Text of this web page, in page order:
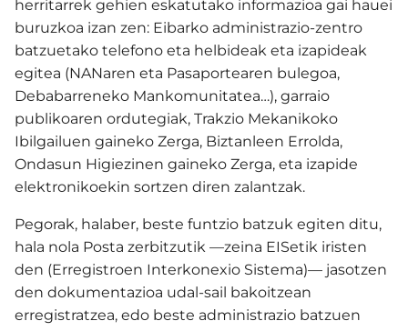
herritarrek gehien eskatutako informazioa gai hauei
buruzkoa izan zen: Eibarko administrazio-zentro
batzuetako telefono eta helbideak eta izapideak
egitea (NANaren eta Pasaportearen bulegoa,
Debabarreneko Mankomunitatea…), garraio
publikoaren ordutegiak, Trakzio Mekanikoko
Ibilgailuen gaineko Zerga, Biztanleen Errolda,
Ondasun Higiezinen gaineko Zerga, eta izapide
elektronikoekin sortzen diren zalantzak.
Pegorak, halaber, beste funtzio batzuk egiten ditu,
hala nola Posta zerbitzutik —zeina EISetik iristen
den (Erregistroen Interkonexio Sistema)— jasotzen
den dokumentazioa udal-sail bakoitzean
erregistratzea, edo beste administrazio batzuen